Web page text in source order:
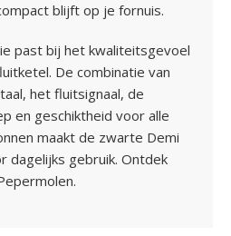
blijft op je fornuis.
past bij het kwaliteitsgevoel
De combinatie van
het fluitsignaal, de
en geschiktheid voor alle
maakt de zwarte Demi
dagelijks gebruik. Ontdek